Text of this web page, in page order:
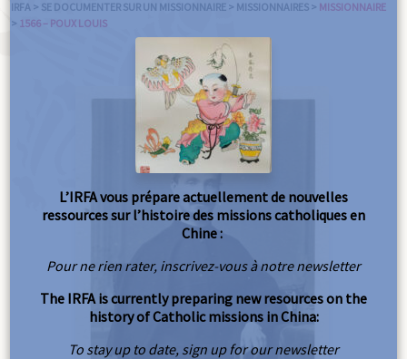
IRFA > SE DOCUMENTER SUR UN MISSIONNAIRE > MISSIONNAIRES > MISSIONNAIRE
> 1566 – POUX LOUIS
L’IRFA vous prépare actuellement de nouvelles
ressources sur l’histoire des missions catholiques en
Chine :
Pour ne rien rater, inscrivez-vous à notre newsletter
The IRFA is currently preparing new resources on the
history of Catholic missions in China:
To stay up to date, sign up for our newsletter